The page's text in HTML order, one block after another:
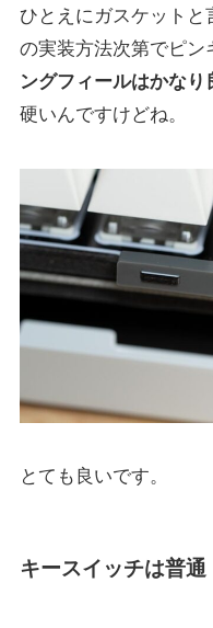
ひとえにガスケットと
の実装方法次第でピン
ングフィールはかなり
硬いんですけどね。
とても良いです。
キースイッチは普通